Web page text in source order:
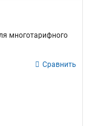
многотарифного
Сравнить